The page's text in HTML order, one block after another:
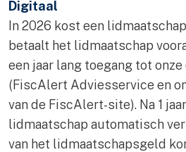
Digitaal
In 2026 kost een
betaalt het lidmaatschap
een jaar lang toegang tot
(FiscAlert Adviesservice en
van de FiscAlert-site). Na 1
lidmaatschap automatisch
van het lidmaatschapsgeld